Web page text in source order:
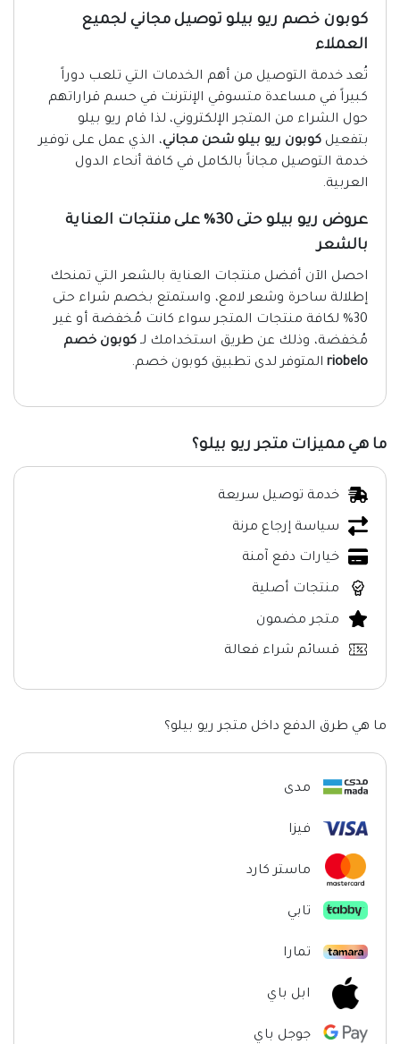
كوبون خصم ريو بيلو توصيل مجاني لجميع
العملاء
تُعد خدمة التوصيل من أهم الخدمات التي تلعب دوراً
كبيراً في مساعدة متسوقي الإنترنت في حسم قراراتهم
حول الشراء من المتجر الإلكتروني، لذا قام ريو بيلو
بتفعيل كوبون ريو بيلو شحن مجاني، الذي عمل على توفير
خدمة التوصيل مجاناً بالكامل في كافة أنحاء الدول
العربية.
عروض ريو بيلو حتى 30% على منتجات العناية
بالشعر
احصل الآن أفضل منتجات العناية بالشعر التي تمنحك
إطلالة ساحرة وشعر لامع، واستمتع بخصم شراء حتى
30% لكافة منتجات المتجر سواء كانت مُخفضة أو غير
مُخفضة، وذلك عن طريق استخدامك لـ كوبون خصم
riobelo المتوفر لدى تطبيق كوبون خصم.
ما هي مميزات متجر ريو بيلو؟
خدمة توصيل سريعة
سياسة إرجاع مرنة
خيارات دفع آمنة
منتجات أصلية
متجر مضمون
قسائم شراء فعالة
ما هي طرق الدفع داخل متجر ريو بيلو؟
مدى
فيزا
ماستر كارد
تابي
تمارا
ابل باي
جوجل باي